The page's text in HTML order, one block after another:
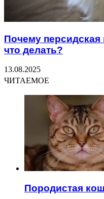
Почему персидская
что делать?
13.08.2025
ЧИТАЕМОЕ
Породистая